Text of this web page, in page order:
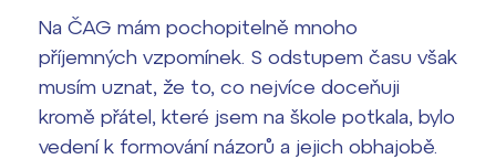
Europass
FOCUSing
Zahraniční stipendia
Office 365
Na ČAG mám pochopitelně mnoho
příjemných vzpomínek. S odstupem času však
musím uznat, že to, co nejvíce doceňuji
kromě přátel, které jsem na škole potkala, bylo
vedení k formování názorů a jejich obhajobě.